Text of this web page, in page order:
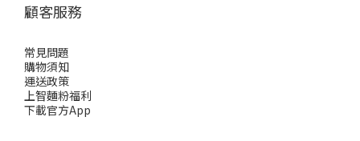
顧客服務
常見問題
購物須知
運送政策
上智麵粉福利
下載官方App